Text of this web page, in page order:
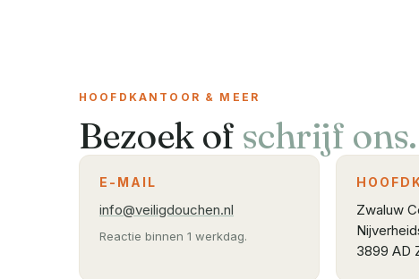
HOOFDKANTOOR & MEER
Bezoek of schrijf ons.
E-MAIL
info@veiligdouchen.nl
Reactie binnen 1 werkdag.
Zwaluw
3899 AD